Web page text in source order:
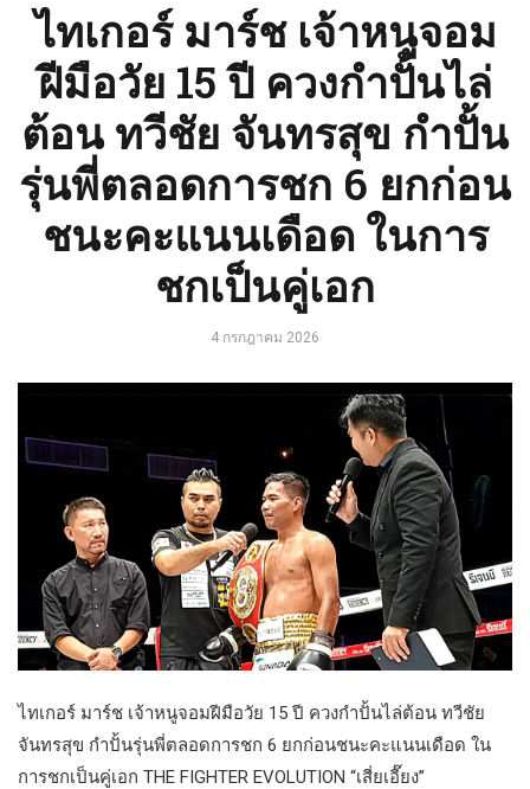
ไทเกอร์ มาร์ช เจ้าหนูจอม
ฝีมือวัย 15 ปี ควงกำปั้นไล่
ต้อน ทวีชัย จันทรสุข กำปั้น
รุ่นพี่ตลอดการชก 6 ยกก่อน
ชนะคะแนนเดือด ในการ
ชกเป็นคู่เอก
4 กรกฎาคม 2026
ไทเกอร์ มาร์ช เจ้าหนูจอมฝีมือวัย 15 ปี ควงกำปั้นไล่ต้อน ทวีชัย
จันทรสุข กำปั้นรุ่นพี่ตลอดการชก 6 ยกก่อนชนะคะแนนเดือด ใน
การชกเป็นคู่เอก THE FIGHTER EVOLUTION “เสี่ยเอี๊ยง”